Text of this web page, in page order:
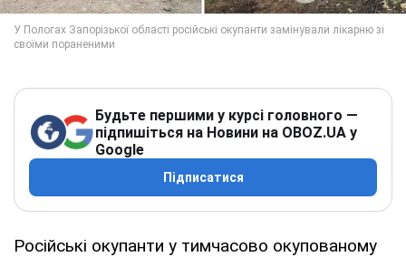
Будьте першими у курсі головного —
підпишіться на Новини на OBOZ.UA у
Google
Підписатися
Російські окупанти у тимчасово окупованому